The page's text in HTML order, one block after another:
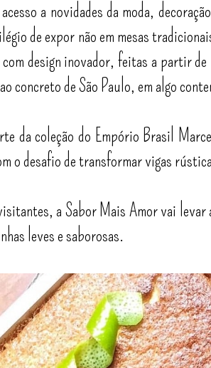
a novidades da moda,
de expor não em mesas
com design inovador, feitas a partir
concreto de São Paulo, em algo
da coleção do Empório Brasil
o desafio de transformar vigas
a Sabor Mais Amor vai
leves e saborosas.